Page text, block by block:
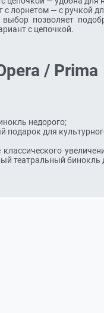
с цепочкой.
/ Prima
театральный бинокль